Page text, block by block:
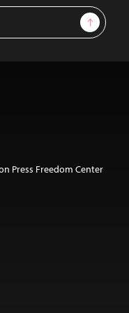
Sign Up
Press Freedom Center